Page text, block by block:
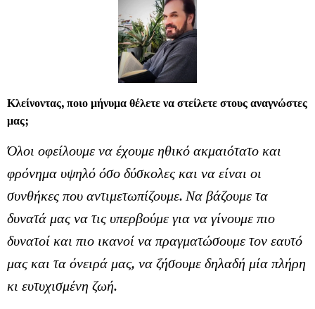
Κλείνοντας, ποιο μήνυμα θέλετε να στείλετε στους αναγνώστες
μας;
Όλοι οφείλουμε να έχουμε ηθικό ακμαιότατο και
φρόνημα υψηλό όσο δύσκολες και να είναι οι
συνθήκες που αντιμετωπίζουμε. Να βάζουμε τα
δυνατά μας να τις υπερβούμε για να γίνουμε πιο
δυνατοί και πιο ικανοί να πραγματώσουμε τον εαυτό
μας και τα όνειρά μας, να ζήσουμε δηλαδή μία πλήρη
κι ευτυχισμένη ζωή.